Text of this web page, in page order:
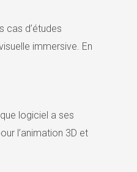
cas d’études
immersive. En
logiciel a ses
l’animation 3D et